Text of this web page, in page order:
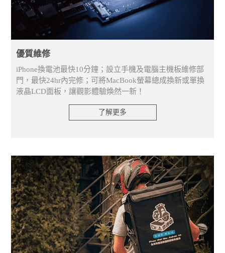
優質維修
iPhone換電池最快10分鐘；設立手機及電腦主機板維修部
門，最快24hr內完修；可將MacBook螢幕總成換新或單換
液晶LCD面板，讓觀影體驗煥然一新！
了解更多